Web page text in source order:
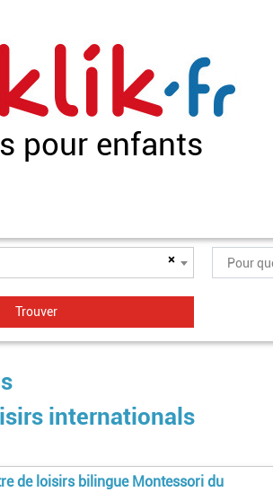
pour enfants
×
internationals
de loisirs bilingue Montessori du